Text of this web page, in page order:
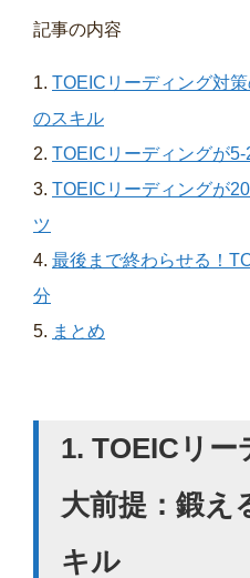
記事の内容
1. TOEICリーディング対
のスキル
2. TOEICリーディングが
3. TOEICリーディングが
ツ
4. 最後まで終わらせる！
分
5. まとめ
1. TOEIC リー
大前提：鍛え
キル